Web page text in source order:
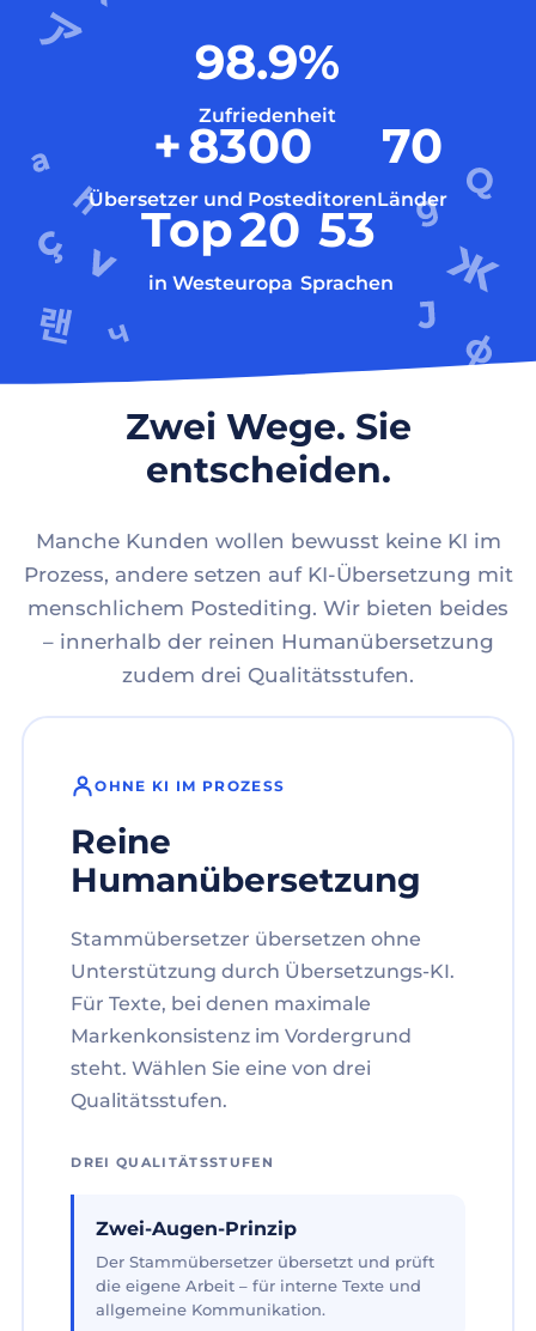
98.9%
Zufriedenheit
+8300
Übersetzer und Posteditoren
70
Länder
Top20
in Westeuropa
53
Sprachen
Zwei Wege. Sie
entscheiden.
Manche Kunden wollen bewusst keine KI im
Prozess, andere setzen auf KI-Übersetzung mit
menschlichem Postediting. Wir bieten beides
– innerhalb der reinen Humanübersetzung
zudem drei Qualitätsstufen.
OHNE KI IM PROZESS
Reine
Humanübersetzung
Stammübersetzer übersetzen ohne
Unterstützung durch Übersetzungs-KI.
Für Texte, bei denen maximale
Markenkonsistenz im Vordergrund
steht. Wählen Sie eine von drei
Qualitätsstufen.
DREI QUALITÄTSSTUFEN
Zwei-Augen-Prinzip
Der Stammübersetzer übersetzt und prüft
die eigene Arbeit – für interne Texte und
allgemeine Kommunikation.